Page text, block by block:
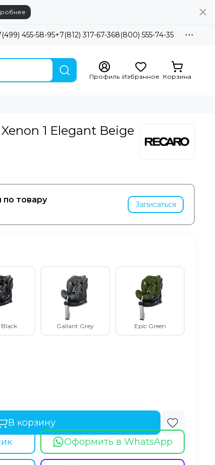
455-58-95+7(812) 317-67-368(800) 555-74-35
Профиль Избранное Корзина
1 Elegant Beige
по товару Записаться
Black Gallant Grey Epic Green
В корзину
Оформить в WhatsApp